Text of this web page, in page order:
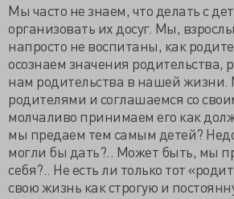
Мы часто не знаем, что делать с
организовать их досуг. Мы,
напросто не воспитаны, как
осознаем значения родительства,
нам родительства в нашей
родителями и соглашаемся со
молчаливо принимаем его как
мы предаем тем самым детей?
могли бы дать?.. Может быть, мы
себя?.. Не есть ли только тот
свою жизнь как строгую и